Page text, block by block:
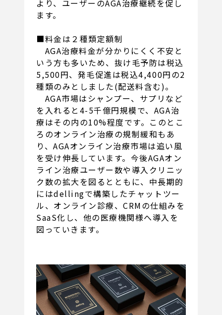
より、ユーザーのAGA治療継続を促し
ます。
■料金は２種類定額制
AGA治療料金が分かりにくく不安と
いう方も多いため、抜け毛予防は税込
5,500円、発毛促進は税込4,400円の2
種類のみとしました(配送料含む)。
AGA市場はシャンプー、サプリなど
を入れると4-5千億円規模で、AGA治
療はその内の10%程度です。このとこ
ろのオンライン治療の規制緩和もあ
り、AGAオンライン治療市場は追い風
を受け伸長しています。今後AGAオン
ライン治療ユーザー数や導入クリニッ
ク数の拡大を図るとともに、中長期的
にはdellingで構築したチャットツー
ル、オンライン診療、CRMの仕組みを
SaaS化し、他の医療機関様へ導入を
図っていきます。